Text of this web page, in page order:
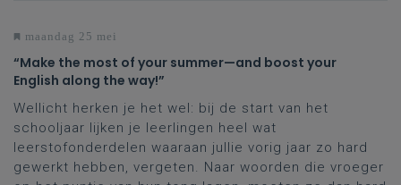
maandag 25 mei
“Make the most of your summer—and boost your
English along the way!”
Wellicht herken je het wel: bij de start van het
schooljaar lijken je leerlingen heel wat
leerstofonderdelen waaraan jullie vorig jaar zo hard
gewerkt hebben, vergeten. Naar woorden die vroeger